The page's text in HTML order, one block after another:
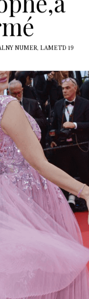
NUMER, LAMETD 19